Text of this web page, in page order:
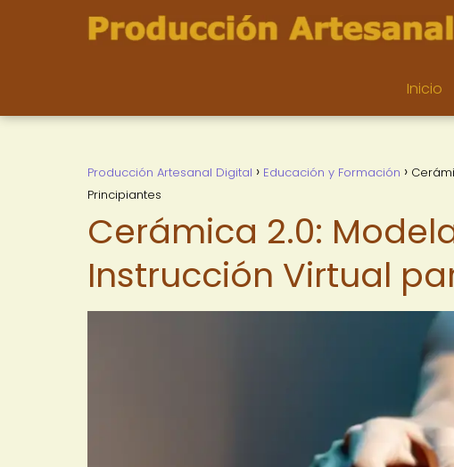
Inicio
Producción Artesanal Digital Educación y Formación
Principiantes
Cerámica 2.0:
Instrucción Virtual